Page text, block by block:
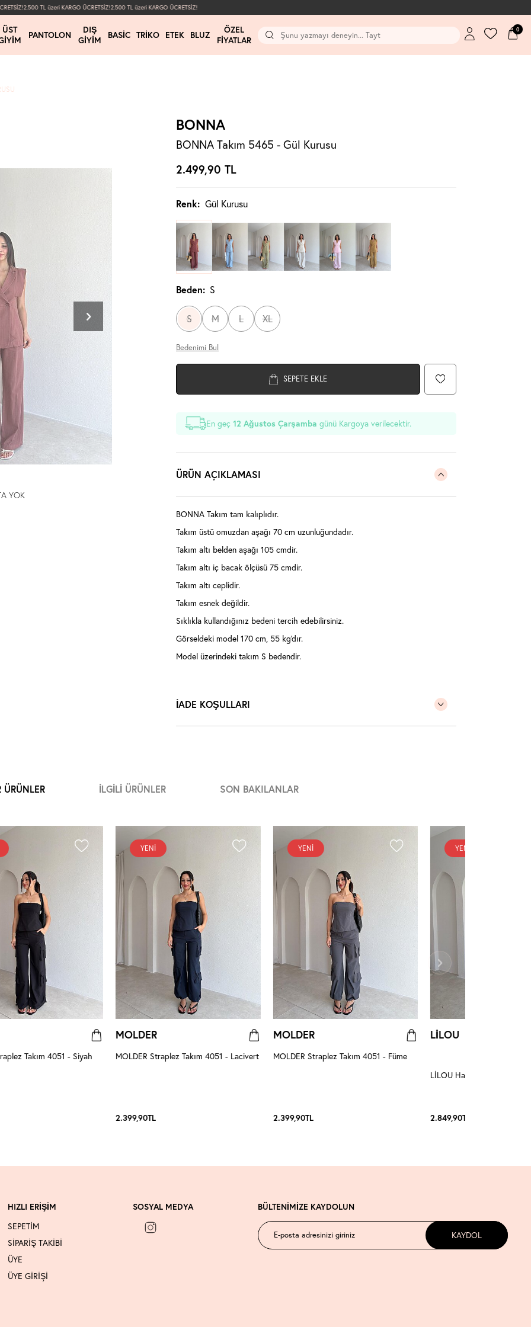
2.500 TL üzeri KARGO ÜCRETSİZ!2.500 TL üzeri KARGO ÜCRETSİZ!
ÜST
PANTOLON
DIŞ
GIYIM
BASIC TRIKO ETEK BLUZ
ÖZEL
FIYATLAR
0
YOK
BONNA
BONNA Takım 5465 - Gül Kurusu
2.499,90 TL
Renk: Gül Kurusu
Beden: S
S M L XL
Bedenimi Bul
SEPETE EKLE
En geç12 Ağustos Çarşamba günü Kargoya verilecektir.
ÜRÜN AÇIKLAMASI
BONNA Takım tam kalıplıdır.
Takım üstü omuzdan aşağı 70 cm uzunluğundadır.
Takım altı belden aşağı 105 cmdir.
Takım altı iç bacak ölçüsü 75 cmdir.
Takım altı ceplidir.
Takım esnek değildir.
Sıklıkla kullandığınız bedeni tercih edebilirsiniz.
Görseldeki model 170 cm, 55 kg'dır.
Model üzerindeki takım S bedendir.
İADE KOŞULLARI
ÜRÜNLER İLGILI ÜRÜNLER SON BAKILANLAR
Takım 4051 - Siyah
YENI
MOLDER
MOLDER Straplez Takım 4051 - Lacivert
2.399,90TL
YENI
MOLDER
MOLDER Straplez Takım 4051 - Füme
2.399,90TL
YENI
LİLOU
LİLOU Halter Yaka Takım
2.849,90TL
HIZLI ERİŞİM
SEPETİM
SİPARİŞ TAKİBİ
ÜYE
ÜYE GİRİŞİ
SOSYAL MEDYA BÜLTENİMİZE KAYDOLUN
KAYDOL